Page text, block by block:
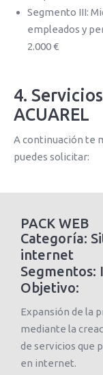
Segmento III:
empleados y
2.000 €
4.
ACUAREL
A continuación te
puedes solicitar:
PACK WEB
Categoría:
internet
Segmentos:
Objetivo:
Expansión de la
mediante la
de servicios que
en internet.